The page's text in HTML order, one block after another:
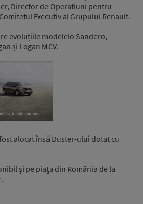
Director de Operatiuni pentru
Executiv al Grupului Renault.
evoluțiile modelelo Sandero,
și Logan MCV.
alocat însă Duster-ului dotat cu
și pe piața din România de la